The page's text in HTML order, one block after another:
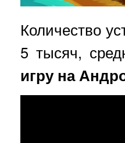
Количество
5 тысяч,
игру на